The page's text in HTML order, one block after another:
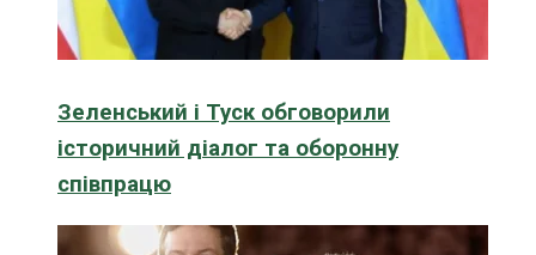
Зеленський і Туск обговорили
історичний діалог та оборонну
співпрацю